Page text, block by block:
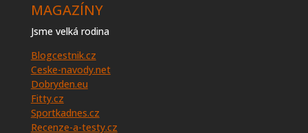
MAGAZÍNY
Jsme velká rodina
Blogcestnik.cz
Ceske-navody.net
Dobryden.eu
Fitty.cz
Sportkadnes.cz
Recenze-a-testy.cz